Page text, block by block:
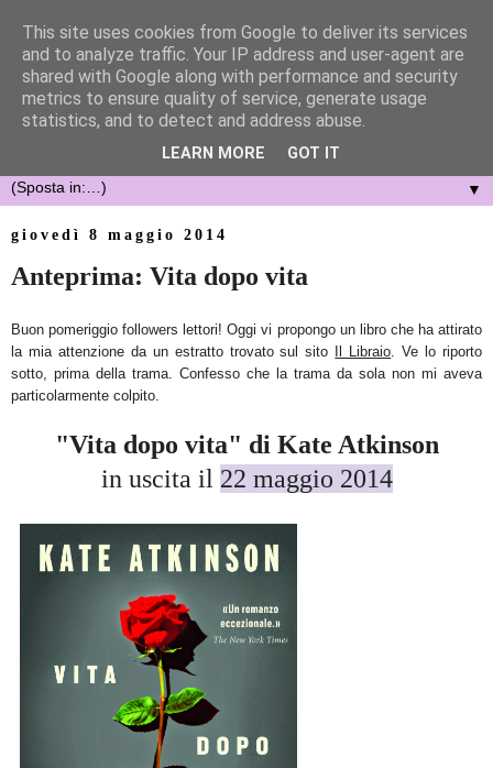
▼
giovedì 8 maggio 2014
Anteprima: Vita dopo vita
Buon pomeriggio followers lettori! Oggi vi propongo un libro che ha attirato
la mia attenzione da un estratto trovato sul sito Il Libraio . Ve lo riporto
sotto, prima della trama. Confesso che la trama da sola non mi aveva
particolarmente colpito.
"Vita dopo vita" di Kate Atkinson
in uscita il 22 maggio 2014
This site uses cookies from Google to deliver its services
and to analyze traffic. Your IP address and user-agent are
shared with Google along with performance and security
metrics to ensure quality of service, generate usage
statistics, and to detect and address abuse.
LEARN MORE GOT IT